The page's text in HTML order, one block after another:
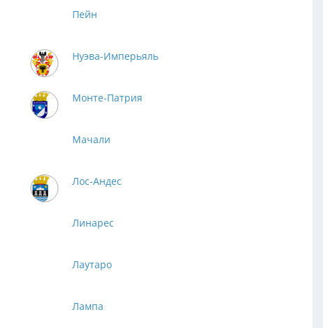
Пейн
Нуэва-Имперьяль
Монте-Патрия
Мачали
Лос-Андес
Линарес
Лаутаро
Лампа